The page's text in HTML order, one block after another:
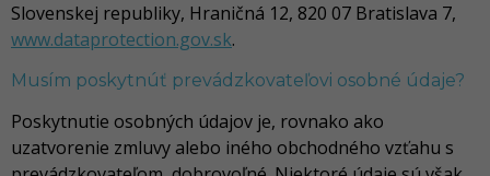
Slovenskej republiky, Hraničná 12, 820 07 Bratislava 7,
www.dataprotection.gov.sk.
Musím poskytnúť prevádzkovateľovi osobné údaje?
Poskytnutie osobných údajov je, rovnako ako
uzatvorenie zmluvy alebo iného obchodného vzťahu s